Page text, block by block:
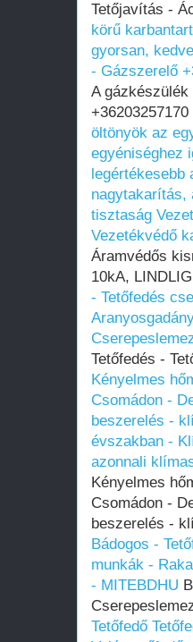
Tetőjavítás -
körű
gyorsan,
- Gázszerelő
A
öltönyök az
egyéniséghez
legértékesebb
nagytakarítás,
tisztaság
Vezetékvédő
Áramvédős
10kA,
- Tetőfedés
Tetőfedés -
Kényelmes
Csomádon -
beszerelés -
évszakban -
azonnali
Kényelmes
Csomádon -
beszerelés -
Bádogos -
munkák -
- MITEBDHU
Tetőfedő